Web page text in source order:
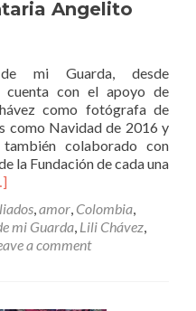
Angelito
mi Guarda, desde
cuenta con el apoyo de
como fotógrafa de
como Navidad de 2016 y
colaborado con
la Fundación de cada una
,amor, Colombia,
mi Guarda, Lili Chávez,
a comment